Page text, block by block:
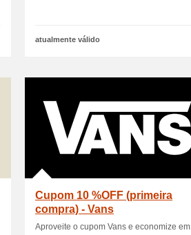
atualmente válido
Cupom 10 %OFF (primeira
compra) - Vans
Aproveite o cupom Vans e economize em